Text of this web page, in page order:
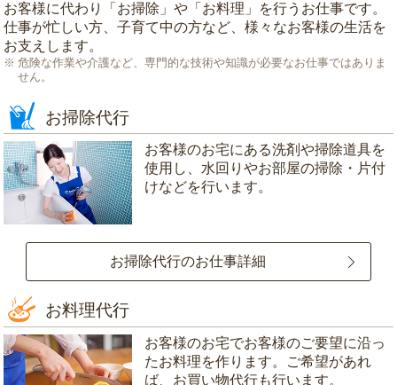
お客様に代わり「 お掃除 」や「 お料理 」を行うお仕事です。
仕事が忙しい方、子育て中の方など、様々なお客様の生活を
お支えします。
危険な作業や介護など、専門的な技術や知識が必要なお仕事ではありま
せん。
お掃除代行
お客様のお宅にある洗剤や掃除道具を
使用し、水回りやお部屋の掃除・片付
けなどを行います。
お掃除代行のお仕事詳細
お料理代行
お客様のお宅でお客様のご要望に沿っ
たお料理を作ります。ご希望があれ
ば、お買い物代行も行います。